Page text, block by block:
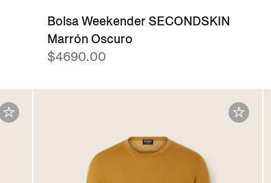
Bolsa Weekender SECONDSKIN
Marrón Oscuro
$4690.00